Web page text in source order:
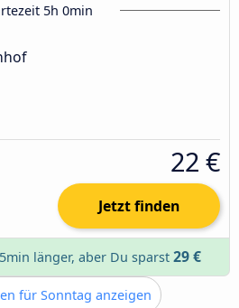
5h 0min
22 €
Jetzt finden
länger, aber Du sparst 29 €
für Sonntag anzeigen